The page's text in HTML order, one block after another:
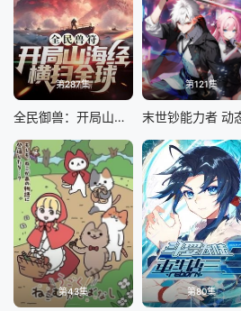
第287集
全民御兽：开局山海经，我横扫全球
第121集
第43集 第80集